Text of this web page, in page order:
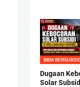
BBM
Dugaan
Solar